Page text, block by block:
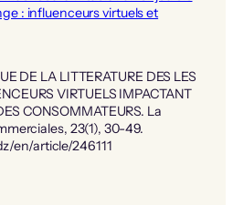
: influenceurs virtuels et
DE LA LITTERATURE DES LES
VIRTUELS IMPACTANT
CONSOMMATEURS. La
23(1), 30-49.
en/article/246111